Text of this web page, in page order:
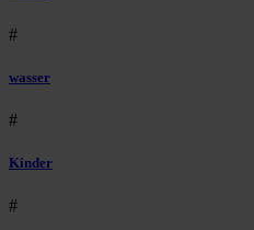
#
wasser
#
Kinder
#